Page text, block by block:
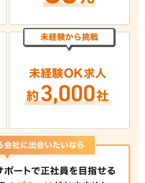
準でブラック企業を排除し
良い評判・口コミ#4 求人の
チャーまで、研修充実の企
良い評判・口コミ#5 相談し
卒のアドバイザーなので共
良い評判・口コミ#6 支援ノ
上の支援データに基づく的確
良い評判・口コミ#7 内定が